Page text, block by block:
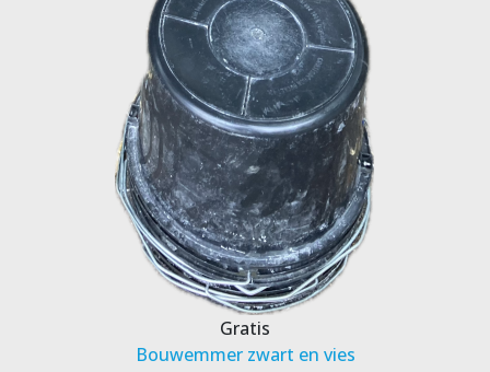
Gratis
Bouwemmer zwart en vies